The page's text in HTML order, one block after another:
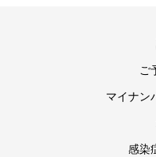
ご
マイナン
感染